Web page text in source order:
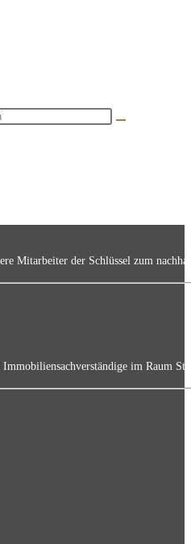
Mitarbeiter der Schlüssel zum
im Raum